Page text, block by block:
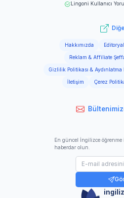
Lingoni Kullanıcı
Hakkımızda
Reklam & Affiliate
Gizlilik Politikası & Aydınlatma
İletişim Çerez
En güncel İngilizce
haberdar olun.